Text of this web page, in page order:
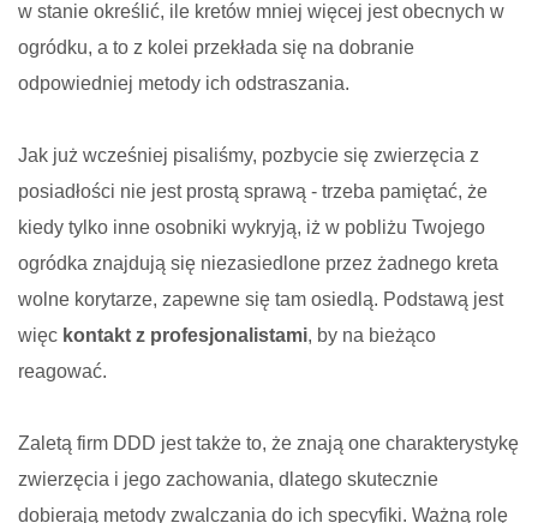
w stanie określić, ile kretów mniej więcej jest obecnych w
ogródku, a to z kolei przekłada się na dobranie
odpowiedniej metody ich odstraszania.
Jak już wcześniej pisaliśmy, pozbycie się zwierzęcia z
posiadłości nie jest prostą sprawą - trzeba pamiętać, że
kiedy tylko inne osobniki wykryją, iż w pobliżu Twojego
ogródka znajdują się niezasiedlone przez żadnego kreta
wolne korytarze, zapewne się tam osiedlą. Podstawą jest
więc kontakt z profesjonalistami, by na bieżąco
reagować.
Zaletą firm DDD jest także to, że znają one charakterystykę
zwierzęcia i jego zachowania, dlatego skutecznie
dobierają metody zwalczania do ich specyfiki. Ważną rolę